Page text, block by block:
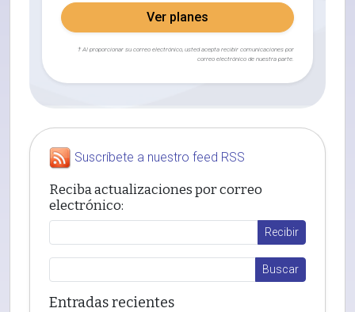
Ver planes
† Al proporcionar su correo electrónico, usted acepta recibir comunicaciones por
correo electrónico de nuestra parte.
Suscríbete a nuestro feed RSS
Reciba actualizaciones por correo
electrónico:
Entradas recientes